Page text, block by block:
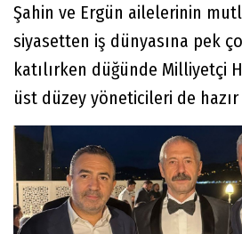
Şahin ve Ergün ailelerinin
siyasetten iş dünyasına pek
katılırken düğünde Milliyetçi
üst düzey yöneticileri de